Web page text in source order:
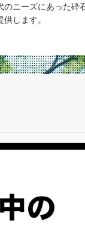
材
徹底した品
造を